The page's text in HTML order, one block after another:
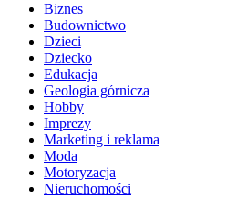
Biznes
Budownictwo
Dzieci
Dziecko
Edukacja
Geologia górnicza
Hobby
Imprezy
Marketing i reklama
Moda
Motoryzacja
Nieruchomości